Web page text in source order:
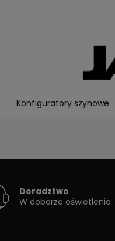
Konfiguratory szynowe
Doradztwo
W doborze oświetlenia